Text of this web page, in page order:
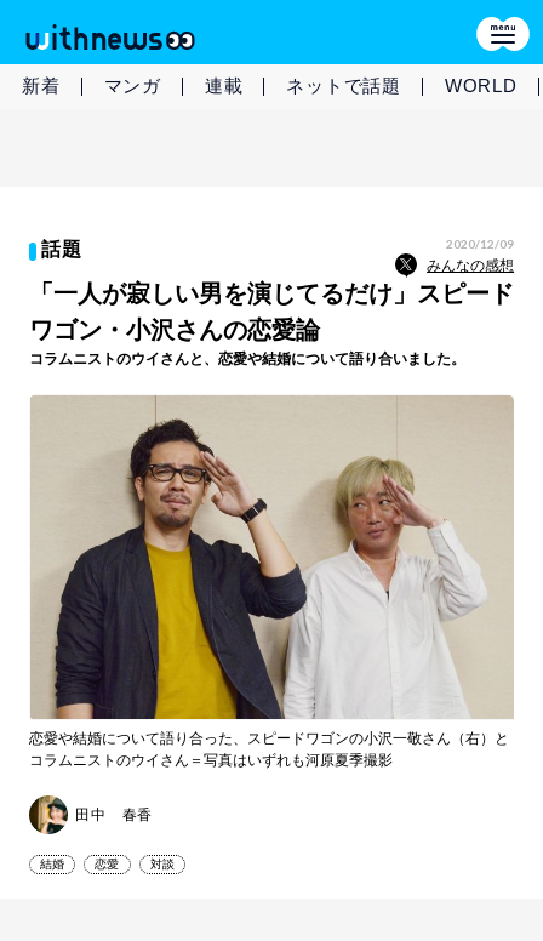
新着 マンガ 連載 ネットで話題 WORLD
話題 2020/12/09
みんなの感想
「一人が寂しい男を演じてるだけ」スピード
ワゴン・小沢さんの恋愛論
コラムニストのウイさんと、恋愛や結婚について語り合いました。
恋愛や結婚について語り合った、スピードワゴンの小沢一敬さん（右）と
コラムニストのウイさん＝写真はいずれも河原夏季撮影
田中 春香
結婚 恋愛 対談